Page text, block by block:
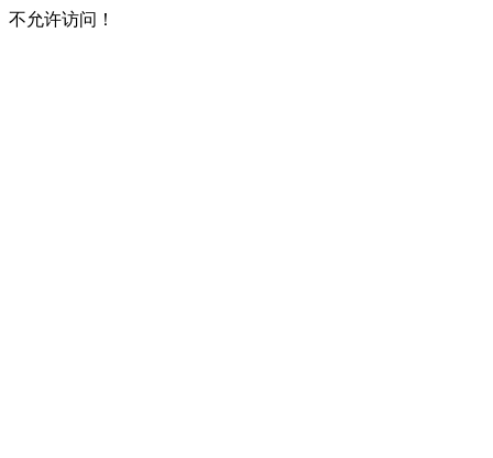
不允许访问！